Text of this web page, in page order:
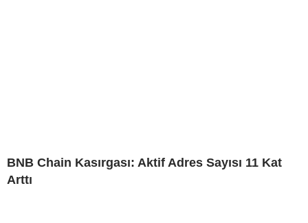
BNB Chain Kasırgası: Aktif Adres Sayısı 11 Kat
Arttı